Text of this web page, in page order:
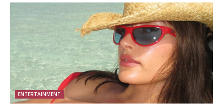
ENTERTAINMENT